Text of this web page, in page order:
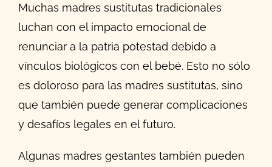
Muchas madres sustitutas tradicionales
luchan con el impacto emocional de
renunciar a la patria potestad debido a
vínculos biológicos con el bebé. Esto no sólo
es doloroso para las madres sustitutas, sino
que también puede generar complicaciones
y desafíos legales en el futuro.
Algunas madres gestantes también pueden